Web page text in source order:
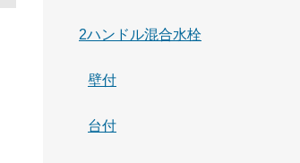
2ハンドル混合水栓
壁付
台付